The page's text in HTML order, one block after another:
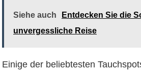
Siehe auch
Entdecken Sie die
unvergessliche Reise
Einige der beliebtesten